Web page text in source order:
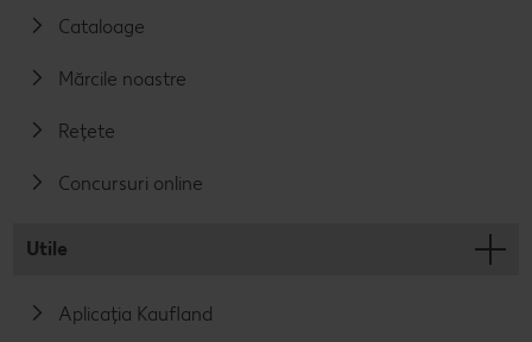
Cataloage
Mărcile noastre
Rețete
Concursuri online
Utile
Aplicația Kaufland